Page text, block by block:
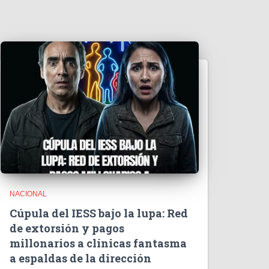
NACIONAL
Cúpula del IESS bajo la lupa: Red
de extorsión y pagos
millonarios a clínicas fantasma
a espaldas de la dirección